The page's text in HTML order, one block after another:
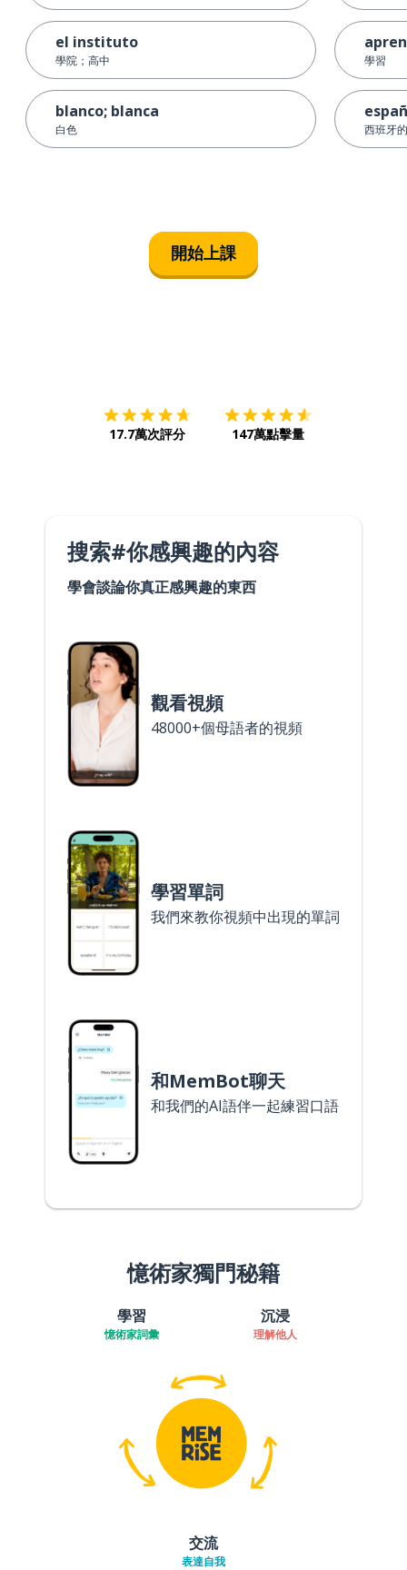
el instituto
學院；高中
blanco; blanca
白色
學習
西班牙
開始上課
17.7萬次評分 147萬點擊量
搜索#你感興趣的內容
學會談論你真正感興趣的東西
觀看視頻
48000+個母語者的視頻
學習單詞
我們來教你視頻中出現的單詞
和MemBot聊天
和我們的AI語伴一起練習口語
憶術家獨門秘籍
學習
憶術家詞彙
沉浸
理解他人
交流
表達自我